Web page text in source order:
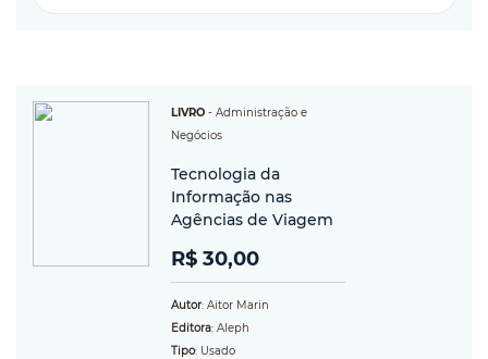
LIVRO - Administração e
Negócios
Tecnologia da
Informação nas
Agências de Viagem
R$ 30,00
Autor: Aitor Marin
Editora: Aleph
Tipo: Usado